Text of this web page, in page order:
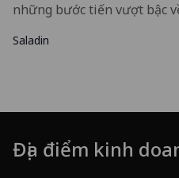
những bước tiến vượt bậc
Saladin
Địa điểm kinh